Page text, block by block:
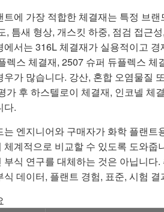
트에 가장 적합한 체결재는 특정 브
, 틈새 형상, 개스킷 하중, 점검 접근
에서는 316L 체결재가 실용적이고
렉스 체결재, 2507 슈퍼 듀플렉스
우가 많습니다. 강산, 혼합 오염물질
가 후 하스텔로이 체결재, 인코넬 체
다.
는 엔지니어와 구매자가 화학 플랜
체계적으로 비교할 수 있도록 도와
부식 연구를 대체하는 것은 아닙니
식 데이터, 플랜트 경험, 표준, 시험